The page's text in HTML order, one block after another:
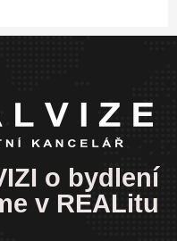
o bydlení
v REALitu